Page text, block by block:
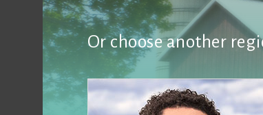
Or choose another